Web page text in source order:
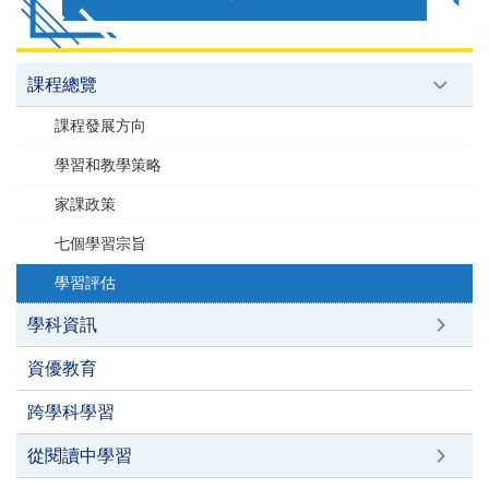
課程總覽
課程發展方向
學習和教學策略
家課政策
七個學習宗旨
學習評估
學科資訊
資優教育
跨學科學習
從閱讀中學習